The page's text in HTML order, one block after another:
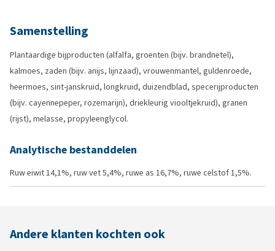
Samenstelling
Plantaardige bijproducten (alfalfa, groenten (bijv. brandnetel),
kalmoes, zaden (bijv. anijs, lijnzaad), vrouwenmantel, guldenroede,
heermoes, sint-janskruid, longkruid, duizendblad, specerijproducten
(bijv. cayennepeper, rozemarijn), driekleurig viooltjekruid), granen
(rijst), melasse, propyleenglycol.
Analytische bestanddelen
Ruw eiwit 14,1%, ruw vet 5,4%, ruwe as 16,7%, ruwe celstof 1,5%.
Andere klanten kochten ook